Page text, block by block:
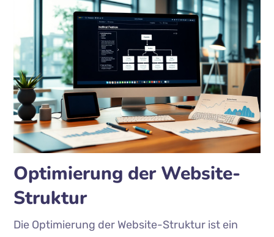
Optimierung der Website-
Struktur
Die Optimierung der Website-Struktur ist ein